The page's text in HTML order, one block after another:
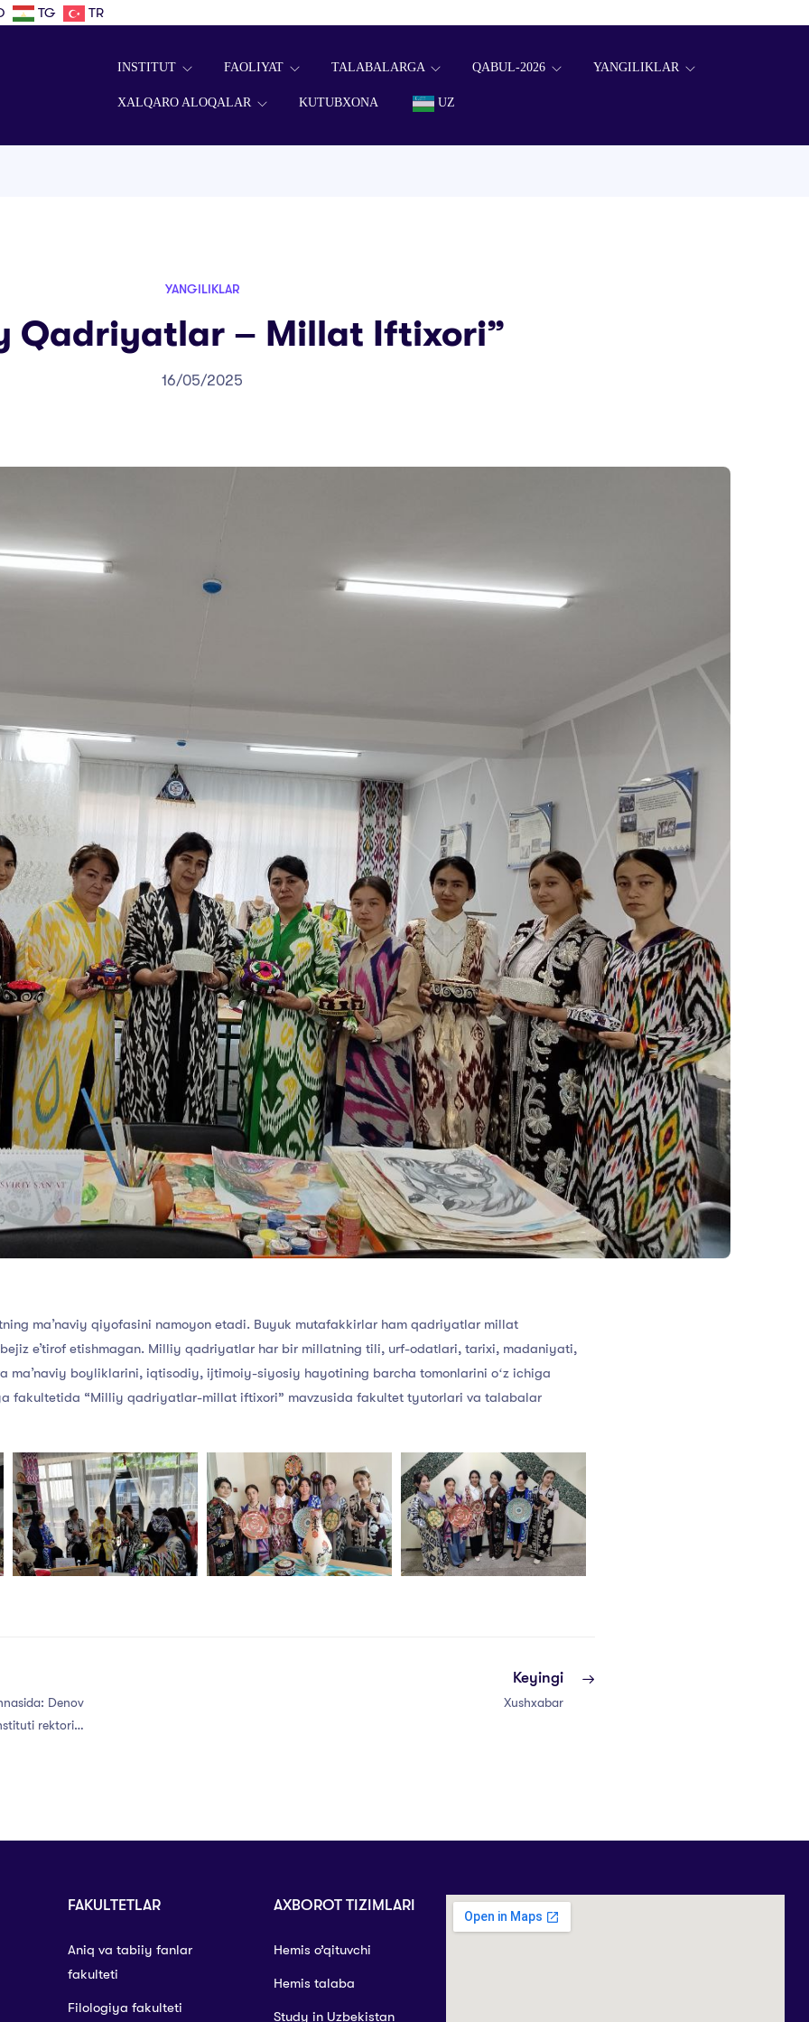
TG TR
INSTITUT FAOLIYAT TALABALARGA QABUL-2026 YANGILIKLAR
XALQARO ALOQALAR KUTUBXONA UZ
YANGILIKLAR
Qadriyatlar – Millat Iftixori”
16/05/2025
maʼnaviy qiyofasini namoyon etadi. Buyuk mutafakkirlar ham qadriyatlar millat
bejiz eʼtirof etishmagan. Milliy qadriyatlar har bir millatning tili, urf-odatlari, tarixi, madaniyati,
maʼnaviy boyliklarini, iqtisodiy, ijtimoiy-siyosiy hayotining barcha tomonlarini oʻz ichiga
fakultetida “Milliy qadriyatlar-millat iftixori” mavzusida fakultet tyutorlari va talabalar
Denov
rektori
Keyingi
Xushxabar
FAKULTETLAR
Aniq va tabiiy fanlar
fakulteti
Filologiya fakulteti
AXBOROT TIZIMLARI
Hemis o’qituvchi
Hemis talaba
Study in Uzbekistan